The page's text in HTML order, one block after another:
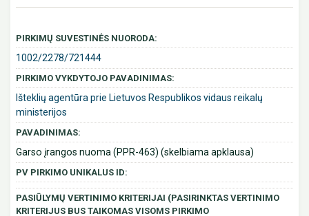
PIRKIMŲ SUVESTINĖS NUORODA:
1002/2278/721444
PIRKIMO VYKDYTOJO PAVADINIMAS:
Išteklių agentūra prie Lietuvos Respublikos vidaus reikalų
ministerijos
PAVADINIMAS:
Garso įrangos nuoma (PPR-463) (skelbiama apklausa)
PV PIRKIMO UNIKALUS ID:
PASIŪLYMŲ VERTINIMO KRITERIJAI (PASIRINKTAS VERTINIMO
KRITERIJUS BUS TAIKOMAS VISOMS PIRKIMO